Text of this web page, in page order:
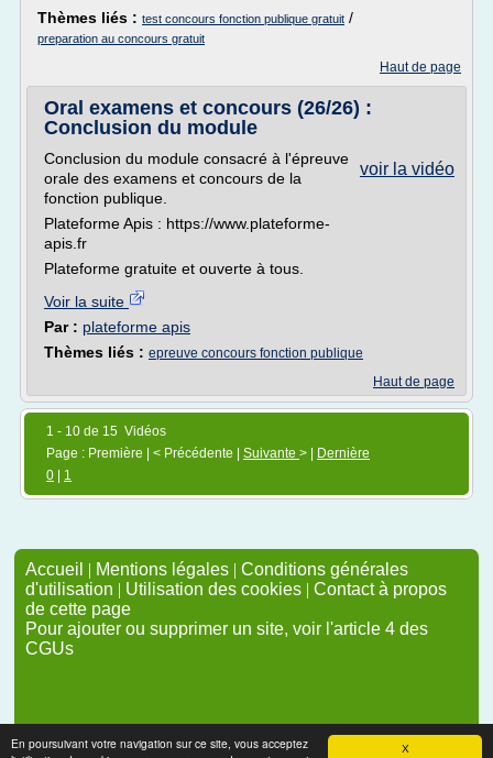
X
En poursuivant votre navigation sur ce site, vous acceptez
Thèmes liés : test concours fonction publique gratuit /
preparation au concours gratuit
Haut de page
Oral examens et concours (26/26) :
Conclusion du module
voir la vidéo
Conclusion du module consacré à l'épreuve
orale des examens et concours de la
fonction publique.
Plateforme Apis : https://www.plateforme-
apis.fr
Plateforme gratuite et ouverte à tous.
Voir la suite
Par : plateforme apis
Thèmes liés : epreuve concours fonction publique
Haut de page
1 - 10 de 15 Vidéos
Page : Première | < Précédente | Suivante > |
Dernière
0
1
Accueil | Mentions légales | Conditions générales
d'utilisation | Utilisation des cookies | Contact à propos
de cette page
Pour ajouter ou supprimer un site, voir l'article 4 des
CGUs